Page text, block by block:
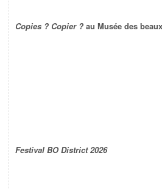
Copies ? Copier ? au Musée des
Festival BO District 2026